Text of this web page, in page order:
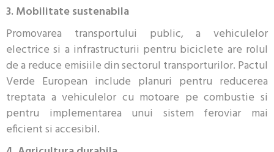
3. Mobilitate sustenabila
Promovarea transportului public, a vehiculelor
electrice si a infrastructurii pentru biciclete are rolul
de a reduce emisiile din sectorul transporturilor. Pactul
Verde European include planuri pentru reducerea
treptata a vehiculelor cu motoare pe combustie si
pentru implementarea unui sistem feroviar mai
eficient si accesibil.